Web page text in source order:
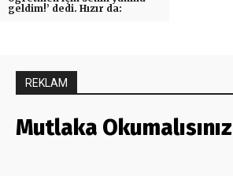
geldim!’ dedi. Hızır da:
REKLAM
Mutlaka Okumalısınız